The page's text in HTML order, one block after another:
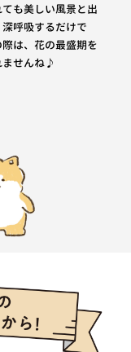
も美しい風景と出
呼吸するだけで
は、花の最盛期を
ませんね♪